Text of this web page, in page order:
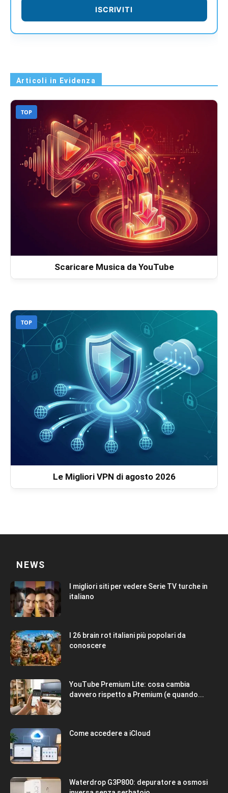
ISCRIVITI
Articoli in Evidenza
TOP
Scaricare Musica da YouTube
TOP
Le Migliori VPN di agosto 2026
NEWS
I migliori siti per vedere Serie TV turche in
italiano
I 26 brain rot italiani più popolari da
conoscere
YouTube Premium Lite: cosa cambia
davvero rispetto a Premium (e quando...
Come accedere a iCloud
Waterdrop G3P800: depuratore a osmosi